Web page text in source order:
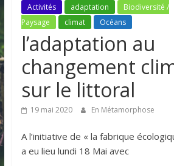
Activités adaptation
Biodiversité /
Paysage
climat Océans
l’adaptation au
changement
sur le littoral
19 mai 2020 En Métamorphose
A l’initiative de « la fabrique
a eu lieu lundi 18 Mai avec